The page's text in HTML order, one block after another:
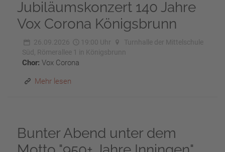
Jubiläumskonzert 140 Jahre
Vox Corona Königsbrunn
26.09.2026 19:00 Uhr
Turnhalle der Mittelschule
Süd, Römerallee 1 in Königsbrunn
Chor: Vox Corona
Mehr lesen
Bunter Abend unter dem